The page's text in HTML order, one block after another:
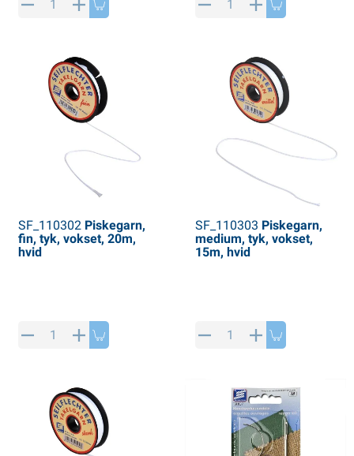
SF_110302Piskegarn,
fin, tyk, vokset, 20m,
hvid
SF_110303 Piskegarn,
medium, tyk, vokset,
15m, hvid